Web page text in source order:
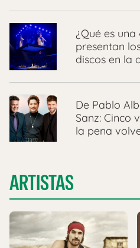
¿Qué es una
presentan
discos en la
De Pablo
Sanz: Cinco
la pena
ARTISTAS